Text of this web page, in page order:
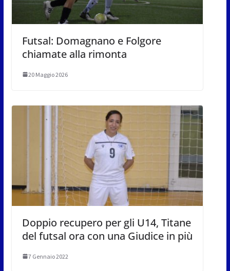
Futsal: Domagnano e Folgore
chiamate alla rimonta
20 Maggio 2026
Doppio recupero per gli U14, Titane
del futsal ora con una Giudice in più
7 Gennaio 2022